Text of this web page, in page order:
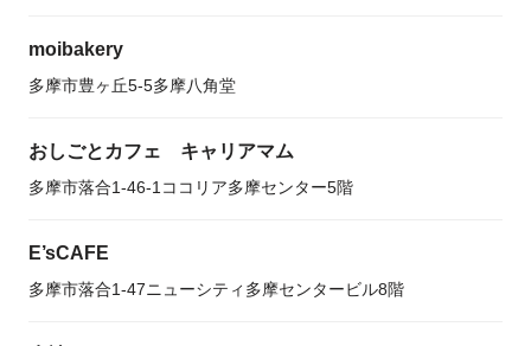
moibakery
多摩市豊ヶ丘5-5多摩八角堂
おしごとカフェ キャリアマム
多摩市落合1-46-1ココリア多摩センター5階
E’sCAFE
多摩市落合1-47ニューシティ多摩センタービル8階